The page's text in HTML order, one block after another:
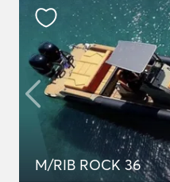
M/RIB ROCK 36